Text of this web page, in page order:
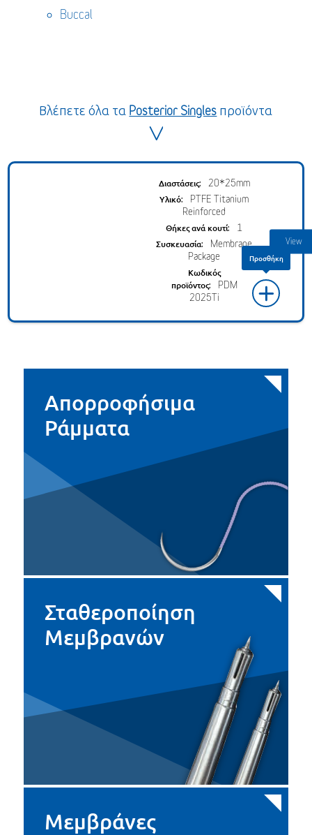
Buccal
Βλέπετε όλα τα Posterior Singles προϊόντα
20*25mm
PTFE Titanium
Reinforced
1
Membrane
Package
PDM
2025Ti
+
Απορροφήσιμα
Ράμματα
Σταθεροποίηση
Μεμβρανών
Μεμβράνες